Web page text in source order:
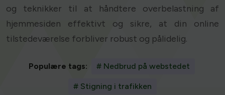
og teknikker til at håndtere overbelastning af
hjemmesiden effektivt og sikre, at din online
tilstedeværelse forbliver robust og pålidelig.
Populære tags: # Nedbrud på webstedet
# Stigning i trafikken